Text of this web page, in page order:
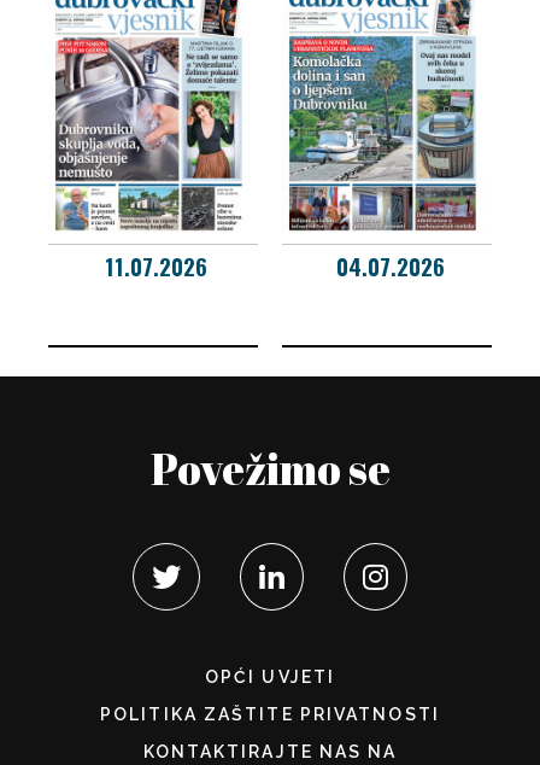
11.07.2026 04.07.2026
Povežimo se
OPĆI UVJETI
POLITIKA ZAŠTITE PRIVATNOSTI
KONTAKTIRAJTE NAS NA